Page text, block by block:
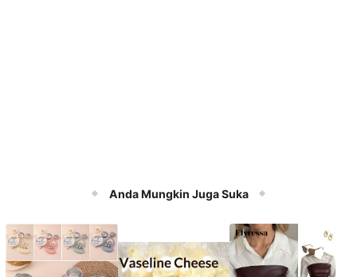
Anda Mungkin Juga Suka